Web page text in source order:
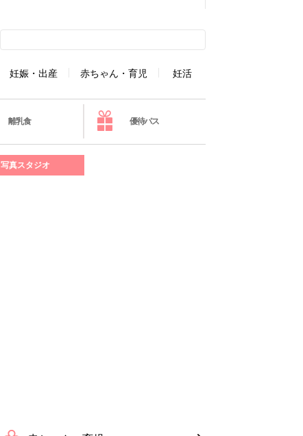
妊娠・出産 赤ちゃん・育児 妊活
離乳食 優待パス
写真スタジオ